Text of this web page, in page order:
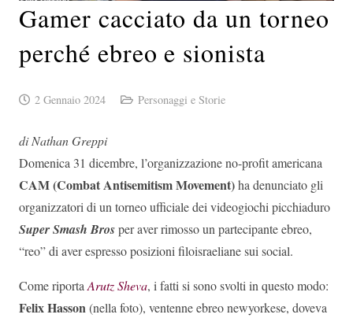
Gamer cacciato da un torneo
perché ebreo e sionista
2 Gennaio 2024 Personaggi e Storie
di Nathan Greppi
Domenica 31 dicembre, l’organizzazione no-profit americana
CAM (Combat Antisemitism Movement)ha denunciato gli
organizzatori di un torneo ufficiale dei videogiochi picchiaduro
Super Smash Brosper aver rimosso un partecipante ebreo,
“reo” di aver espresso posizioni filoisraeliane sui social.
Come riportaArutz Sheva, i fatti si sono svolti in questo modo:
Felix Hasson(nella foto), ventenne ebreo newyorkese, doveva